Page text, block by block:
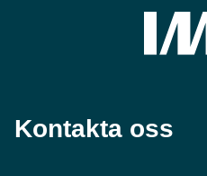
Kontakta oss